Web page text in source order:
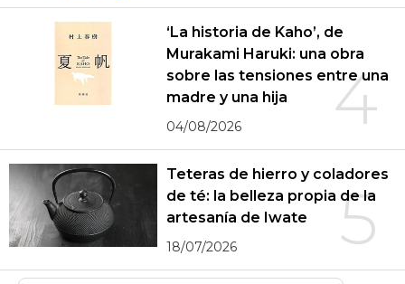
4
‘La historia de Kaho’, de
Murakami Haruki: una obra
sobre las tensiones entre una
madre y una hija
04/08/2026
5
Teteras de hierro y coladores
de té: la belleza propia de la
artesanía de Iwate
18/07/2026